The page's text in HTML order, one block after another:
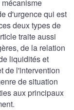
d'urgence qui est
deux types de
traite aussi
de la relation
liquidités et
de l'intervention
de situation
aux principaux